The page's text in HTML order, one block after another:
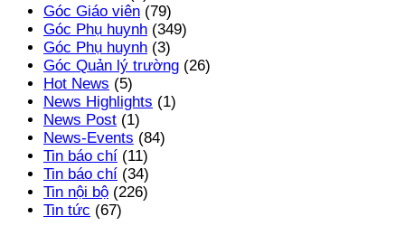
Góc Giáo viên (79)
Góc Phụ huynh (349)
Góc Phụ huynh (3)
Góc Quản lý trường (26)
Hot News (5)
News Highlights (1)
News Post (1)
News-Events (84)
Tin báo chí (11)
Tin báo chí (34)
Tin nội bộ (226)
Tin tức (67)